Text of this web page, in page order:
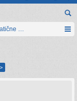
ploče i grafičke